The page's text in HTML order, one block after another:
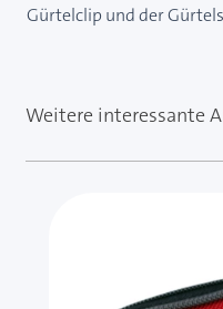
Gürtelclip und der
Weitere interessante